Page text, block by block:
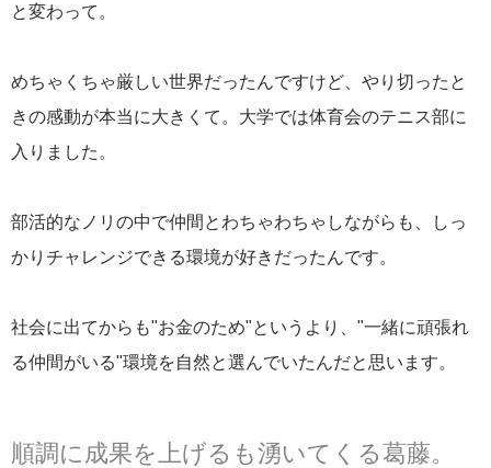
と変わって。
めちゃくちゃ厳しい世界だったんですけど、やり切ったと
きの感動が本当に大きくて。大学では体育会のテニス部に
入りました。
部活的なノリの中で仲間とわちゃわちゃしながらも、しっ
かりチャレンジできる環境が好きだったんです。
社会に出てからも"お金のため"というより、"一緒に頑張れ
る仲間がいる"環境を自然と選んでいたんだと思います。
順調に成果を上げるも湧いてくる葛藤。